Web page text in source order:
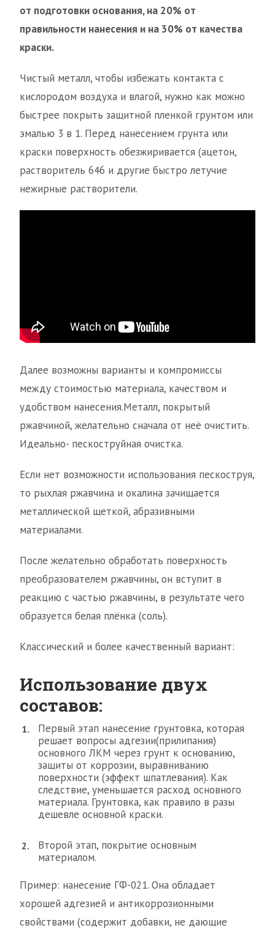
от подготовки основания, на 20% от
правильности нанесения и на 30% от качества
краски.
Чистый металл, чтобы избежать контакта с
кислородом воздуха и влагой, нужно как можно
быстрее покрыть защитной пленкой грунтом или
эмалью 3 в 1. Перед нанесением грунта или
краски поверхность обезжиривается (ацетон,
растворитель 646 и другие быстро летучие
нежирные растворители.
Далее возможны варианты и компромиссы
между стоимостью материала, качеством и
удобством нанесения.Металл, покрытый
ржавчиной, желательно сначала от неё очистить.
Идеально- пескоструйная очистка.
Если нет возможности использования пескоструя,
то рыхлая ржавчина и окалина зачищается
металлической щеткой, абразивными
материалами.
После желательно обработать поверхность
преобразователем ржавчины, он вступит в
реакцию с частью ржавчины, в результате чего
образуется белая плёнка (соль).
Классический и более качественный вариант:
Использование двух
составов:
Первый этап нанесение грунтовка, которая
решает вопросы адгезии(прилипания)
основного ЛКМ через грунт к основанию,
защиты от коррозии, выравниванию
поверхности (эффект шпатлевания). Как
следствие, уменьшается расход основного
материала. Грунтовка, как правило в разы
дешевле основной краски.
Второй этап, покрытие основным
материалом.
Пример: нанесение ГФ-021. Она обладает
хорошей адгезией и антикоррозионными
свойствами (содержит добавки, не дающие